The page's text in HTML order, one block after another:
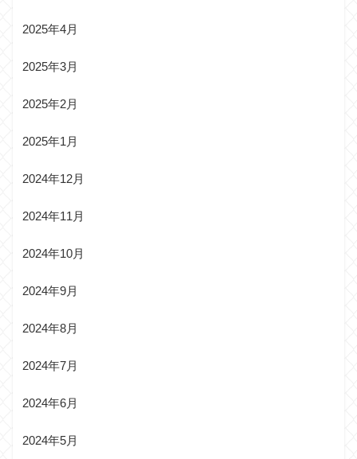
2025年4月
2025年3月
2025年2月
2025年1月
2024年12月
2024年11月
2024年10月
2024年9月
2024年8月
2024年7月
2024年6月
2024年5月